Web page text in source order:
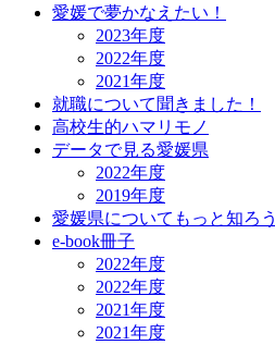
愛媛で夢かなえたい！
2023年度
2022年度
2021年度
就職について聞きました！
高校生的ハマリモノ
データで見る愛媛県
2022年度
2019年度
愛媛県についてもっと知ろう
e-book冊子
2022年度
2022年度
2021年度
2021年度